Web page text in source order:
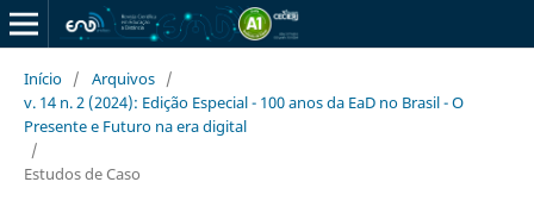
Início / Arquivos /
v. 14 n. 2 (2024): Edição Especial - 100 anos da EaD no Brasil - O
Presente e Futuro na era digital
/
Estudos de Caso